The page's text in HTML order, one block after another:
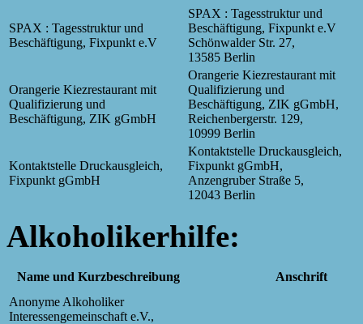
SPAX : Tagesstruktur und
Beschäftigung, Fixpunkt e.V
SPAX : Tagesstruktur und
Beschäftigung, Fixpunkt e.V
Schönwalder Str. 27,
13585 Berlin
Orangerie Kiezrestaurant mit
Qualifizierung und
Beschäftigung, ZIK gGmbH
Orangerie Kiezrestaurant mit
Qualifizierung und
Beschäftigung, ZIK gGmbH,
Reichenbergerstr. 129,
10999 Berlin
Kontaktstelle Druckausgleich,
Fixpunkt gGmbH
Kontaktstelle Druckausgleich,
Fixpunkt gGmbH,
Anzengruber Straße 5,
12043 Berlin
Alkoholikerhilfe:
Name und Kurzbeschreibung
Anschrift
Anonyme Alkoholiker
Interessengemeinschaft e.V.,